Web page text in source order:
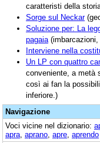
caratteristi della
Sorge sul Neckar
Soluzione per: La
pagaia
Interviene nella
Un LP con quattro
conveniente, a metà
così ai fan la
inferiore.)
Navigazione
Voci vicine nel dizionario:
apra aprano apre aprendo